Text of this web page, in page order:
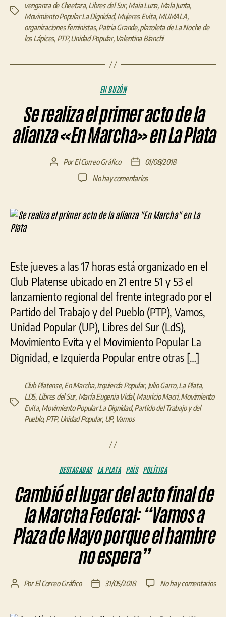
Etiquetas
venganza de Cheetara,Libres del Sur,Maia Luna, Mala Junta,
Movimiento Popular La Dignidad,Mujeres Evita,MUMALA,
organizaciones feministas,Patria Grande,plazoleta de La Noche de
los Lápices, PTP,Unidad Popular, Valentina Bianchi
Categorías
EN BUZÓN
Se realiza el primer acto de la
alianza «En Marcha» en La Plata
AutorPorEl Correo Gráfico
Fecha
de
01/08/2018
No hay comentariosen
el
primer
alianza
«En
Marcha»
en
La
Plata
Este jueves a las 17 horas está organizado en el
Club Platense ubicado en 21 entre 51 y 53 el
lanzamiento regional del frente integrado por el
Partido del Trabajo y del Pueblo (PTP), Vamos,
Unidad Popular (UP), Libres del Sur (LdS),
Movimiento Evita y el Movimiento Popular La
Dignidad, e Izquierda Popular entre otras […]
Etiquetas
Club Platense,En Marcha,Izquierda Popular, Julio Garro,La Plata,
LDS, Libres del Sur, María Eugenia Vidal,Mauricio Macri,Movimiento
Evita,Movimiento Popular La Dignidad,Partido del Trabajo y del
Pueblo, PTP, Unidad Popular, UP, Vamos
Categorías
DESTACADAS LA PLATA PAÍS POLÍTICA
Cambió el lugar del acto final de
la Marcha Federal: “Vamos a
Plaza de Mayo porque el hambre
no espera”
AutorPorEl Correo Gráfico
Fecha31/05/2018 No hay comentariosen